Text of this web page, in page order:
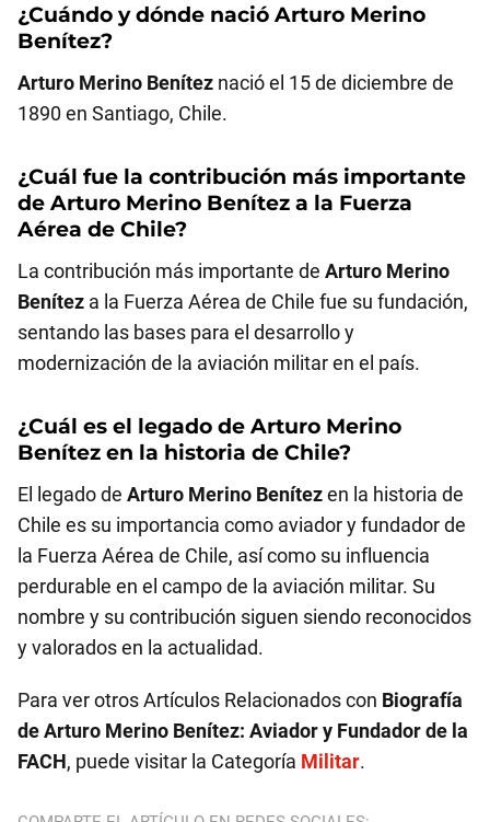
¿Cuándo y dónde nació Arturo Merino
Benítez?
Arturo Merino Benítez nació el 15 de diciembre de
1890 en Santiago, Chile.
¿Cuál fue la contribución más importante
de Arturo Merino Benítez a la Fuerza
Aérea de Chile?
La contribución más importante de Arturo Merino
Benítez a la Fuerza Aérea de Chile fue su fundación,
sentando las bases para el desarrollo y
modernización de la aviación militar en el país.
¿Cuál es el legado de Arturo Merino
Benítez en la historia de Chile?
El legado de Arturo Merino Benítezen la historia de
Chile es su importancia como aviador y fundador de
la Fuerza Aérea de Chile, así como su influencia
perdurable en el campo de la aviación militar. Su
nombre y su contribución siguen siendo reconocidos
y valorados en la actualidad.
Para ver otros Artículos Relacionados con Biografía
de Arturo Merino Benítez: Aviador y Fundador de la
FACH, puede visitar la Categoría Militar.